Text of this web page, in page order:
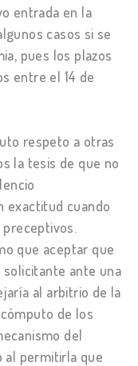
entrada en la
casos si se
pues los plazos
entre el 14 de
respeto a otras
la tesis de que no
exactitud cuando
que aceptar que
ante una
al arbitrio de la
de los
del
al permitirla que